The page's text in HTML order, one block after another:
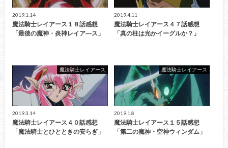
2019.1.14
魔法騎士レイアース１８話感想
「最後の魔神・炎神レイア―ス」
2019.4.11
魔法騎士レイアース４７話感想
「真の柱は光かイーグルか？」
魔法騎士レイアース
2019.3.14
魔法騎士レイアース４０話感想
「魔法騎士とひとときの安らぎ」
魔法騎士レイアース
2019.1.8
魔法騎士レイアース１５話感想
「第二の魔神・空神ウィンダム」